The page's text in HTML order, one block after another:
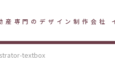
産専門のデザイン制作会社
textbox